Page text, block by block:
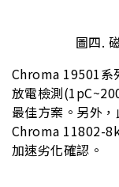
圖四.
Chroma 19501系
放電檢測
最佳方案。另外
Chroma 11802-
加速劣化確認。